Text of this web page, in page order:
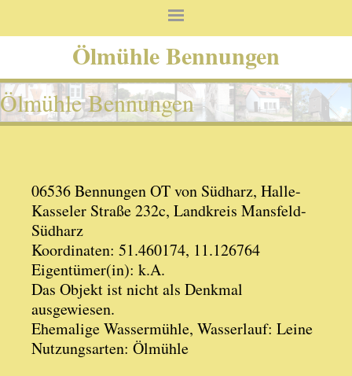
Ölmühle Bennungen
Ölmühle Bennungen
06536 Bennungen OT von Südharz, Halle-
Kasseler Straße 232c, Landkreis Mansfeld-
Südharz
Koordinaten: 51.460174, 11.126764
Eigentümer(in): k.A.
Das Objekt ist nicht als Denkmal
ausgewiesen.
Ehemalige Wassermühle, Wasserlauf: Leine
Nutzungsarten: Ölmühle